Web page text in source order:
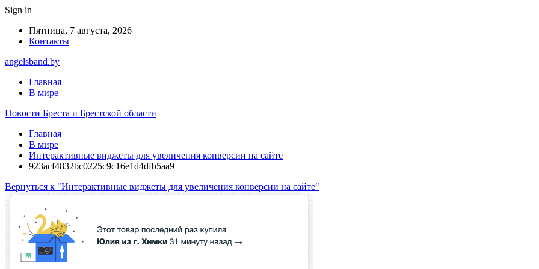
Sign in
Пятница, 7 августа, 2026
Контакты
angelsband.by
Главная
В мире
Новости Бреста и Брестской области
Главная
В мире
Интерактивные виджеты для увеличения конверсии на сайте
923acf4832bc0225c9c16e1d4dfb5aa9
Вернуться к "Интерактивные виджеты для увеличения конверсии на сайте"